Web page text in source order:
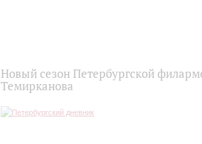
Новый сезон Петербургской
Темирканова